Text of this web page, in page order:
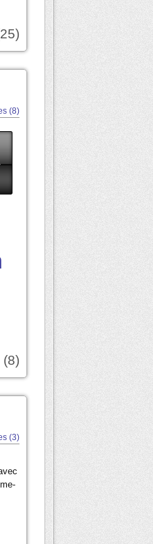
(8)
(8)
(3)